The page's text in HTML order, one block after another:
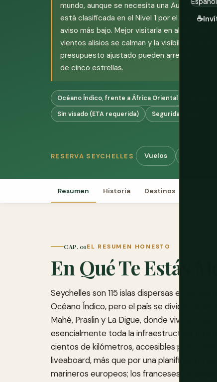
☕
mundo, aunque se necesita una Autorización
está clasificada en el Nivel 1 por el
aviso más bajo. Mejor visitarla en abril-mayo
vientos alisios se calman y la visibilidad para
presupuesto ajustado pueden arreglárselas
de cinco estrellas.
Océano Índico, frente a África Oriental
Sin visado (ETA requerida)
Seguridad: Nivel 1
RESERVA SEYCHELLES Vuelos
Resumen Historia Destinos
CAP. 01EL RESUMEN HONESTO
En Qué Te Estás
Seychelles son 115 islas dispersas en
Océano Índico, pero el país se divide
Mahé, Praslin y La Digue, donde vive
esencialmente toda la infraestructura
cientos de kilómetros, accesibles
liveaboard, más que por una planificación
marineros europeos; los franceses